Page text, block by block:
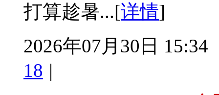
打算趁暑...[详情]
2026年07月30日 15:34
18 |